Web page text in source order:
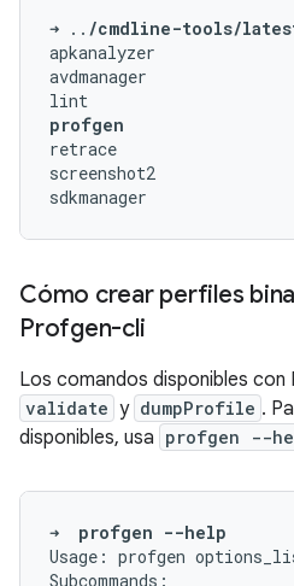
➜ .. /cmdline-tools/
apkanalyzer
avdmanager
profgen
retrace
screenshot2
Cómo crear perfiles
Profgen-cli
Los comandos disponibles
validate y dumpProfile .
disponibles, usa profgen --
➜ profgen --help
Usage: profgen